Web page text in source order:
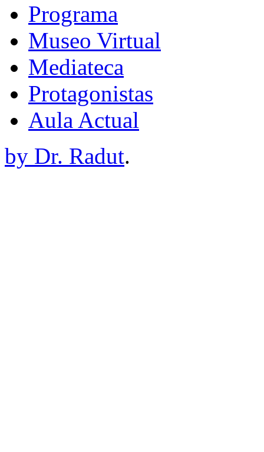
Programa
Museo Virtual
Mediateca
Protagonistas
Aula Actual
by Dr. Radut.